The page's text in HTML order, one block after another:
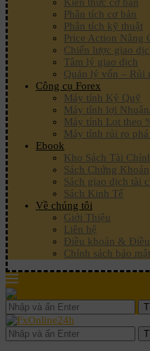
Phân tích cơ bản
Phân tích kỹ thuật
Price Action Nâng
Chiến lược giao
Tâm lý giao dịch
Quản lý vốn – Rủi
Công cụ Forex
Máy tính Ký Quỹ
Máy tính lợi
Máy tính Lot theo
Máy tính rủi ro phá
Ebook
Kho Sách Tài
Sách Chứng Khoán
Sách giao dịch tài
Sách Kinh Tế
Về chúng tôi
Giới Thiệu
Liên hệ
Điều khoản & Điều
Chính sách bảo mật